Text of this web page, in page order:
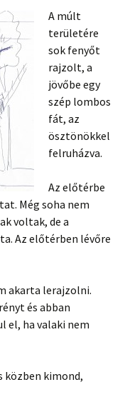
A múlt
területére
sok fenyőt
rajzolt, a
jövőbe egy
szép lombos
fát, az
ösztönökkel
felruházva.
Az előtérbe
Még soha nem
voltak, de a
Az előtérben lévőre
akarta lerajzolni.
és abban
el, ha valaki nem
közben kimond,